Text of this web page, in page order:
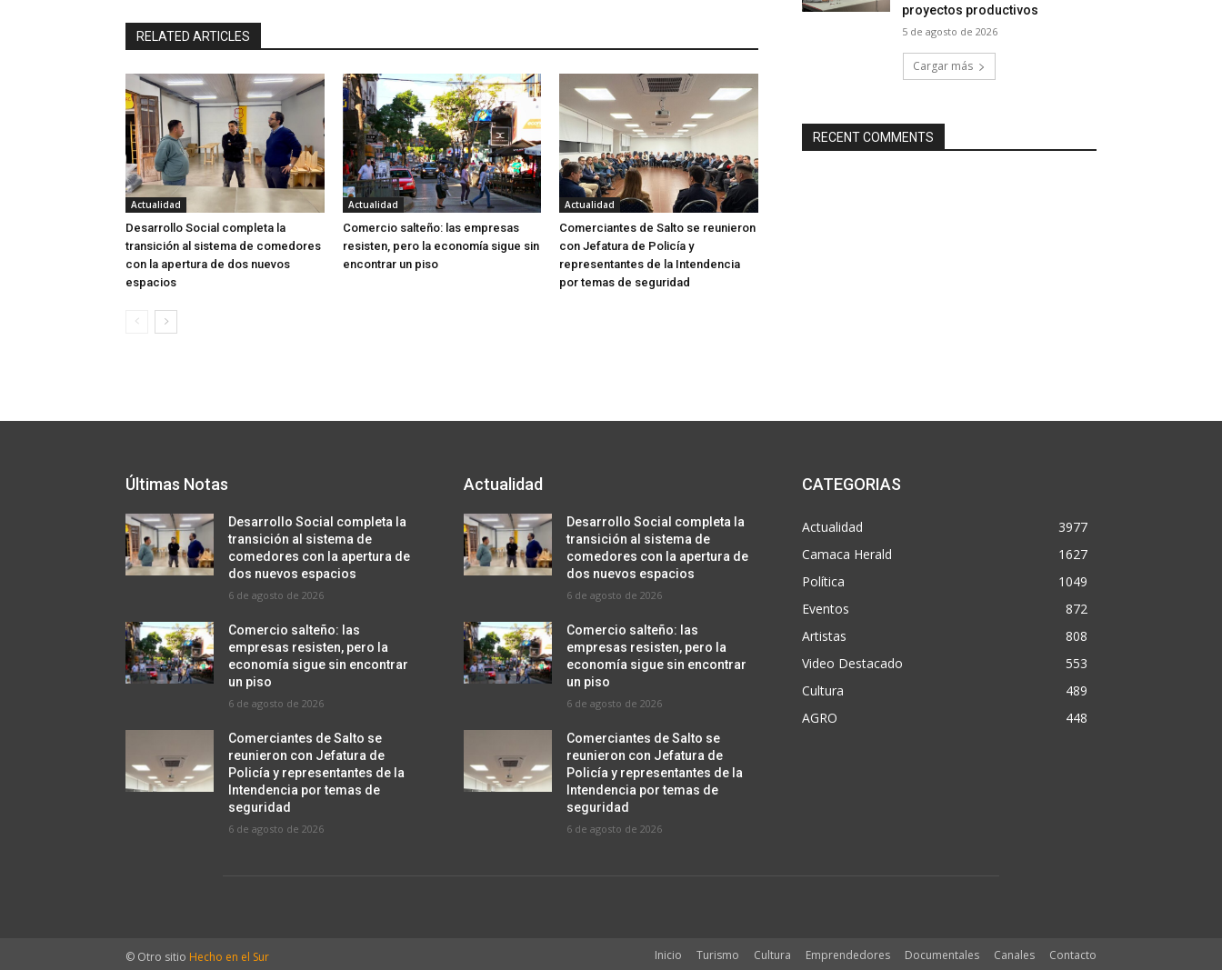
RELATED ARTICLES
Actualidad
Desarrollo Social completa la
transición al sistema de comedores
con la apertura de dos nuevos
espacios
Actualidad
Comercio salteño: las empresas
resisten, pero la economía sigue sin
encontrar un piso
Actualidad
Comerciantes de Salto se reunieron
con Jefatura de Policía y
representantes de la Intendencia
por temas de seguridad
proyectos productivos
5 de agosto de 2026
Cargar más
RECENT COMMENTS
Últimas Notas
Desarrollo Social completa la
transición al sistema de
comedores con la apertura de
dos nuevos espacios
6 de agosto de 2026
Comercio salteño: las
empresas resisten, pero la
economía sigue sin encontrar
un piso
6 de agosto de 2026
Comerciantes de Salto se
reunieron con Jefatura de
Policía y representantes de la
Intendencia por temas de
seguridad
6 de agosto de 2026
Actualidad
Desarrollo Social completa la
transición al sistema de
comedores con la apertura de
dos nuevos espacios
6 de agosto de 2026
Comercio salteño: las
empresas resisten, pero la
economía sigue sin encontrar
un piso
6 de agosto de 2026
Comerciantes de Salto se
reunieron con Jefatura de
Policía y representantes de la
Intendencia por temas de
seguridad
6 de agosto de 2026
CATEGORIAS
Actualidad
3977
Camaca Herald
1627
Política
1049
Eventos
872
Artistas
808
Video Destacado
553
Cultura
489
AGRO
448
© Otro sitio Hecho en el Sur Inicio Turismo Cultura Emprendedores Documentales Canales Contacto